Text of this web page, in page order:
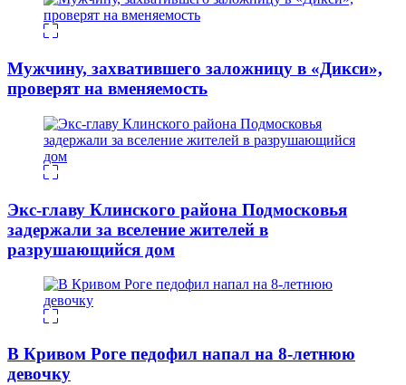
Мужчину, захватившего заложницу в «Дикси»,
проверят на вменяемость
Экс-главу Клинского района Подмосковья
задержали за вселение жителей в
разрушающийся дом
В Кривом Роге педофил напал на 8-летнюю
девочку